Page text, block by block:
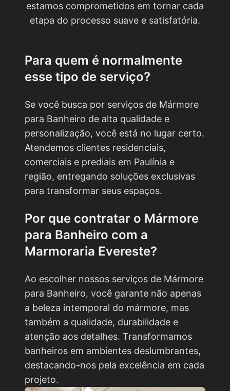
estamos comprometidos em tornar cada
etapa do processo suave e satisfatória.
Para quem é normalmente
esse tipo de serviço?
Se você busca por serviços de Mármore
para Banheiro de alta qualidade e
personalização, você está no lugar certo.
Atendemos clientes residenciais,
comerciais e prediais em Paulínia e
região, entregando soluções exclusivas
para transformar seus espaços.
Por que contratar o Mármore
para Banheiro com a
Marmoraria Evereste?
Ao escolher nossos serviços de Mármore
para Banheiro, você garante não apenas
a beleza intemporal do mármore, mas
também a qualidade, durabilidade e
atenção aos detalhes. Transformamos
banheiros em ambientes deslumbrantes,
destacando-nos pela excelência em cada
projeto.